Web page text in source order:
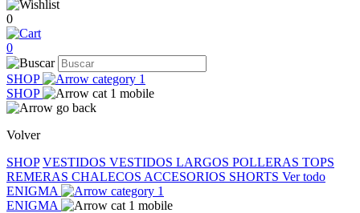
0
0
SHOP
SHOP
Volver
SHOP VESTIDOS VESTIDOS LARGOS POLLERAS TOPS
REMERAS CHALECOS ACCESORIOS SHORTS Ver todo
ENIGMA
ENIGMA